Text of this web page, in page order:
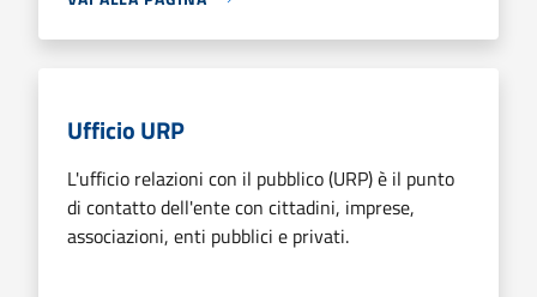
Ufficio URP
L'ufficio relazioni con il pubblico (URP) è il punto
di contatto dell'ente con cittadini, imprese,
associazioni, enti pubblici e privati.